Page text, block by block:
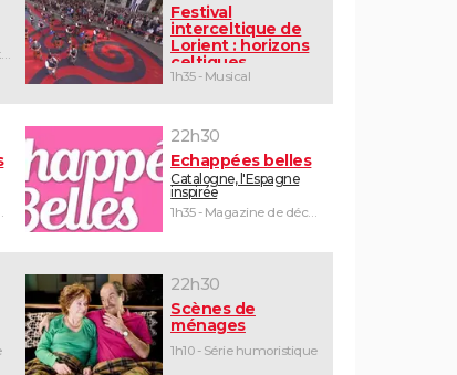
1h25 - Comédie dramatique
Festival
interceltique de
Lorient : horizons
celtiques
1h35 - Musical
22h30
Echappées belles
Catalogne, l'Espagne
inspirée
1h35 - Magazine de découvertes
22h30
Scènes de
ménages
1h10 - Série humoristique